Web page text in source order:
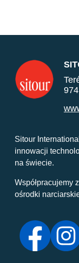
Sitour
innowacji
na świecie.
Współpracujemy
ośrodki